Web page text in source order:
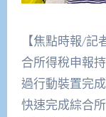
【焦點時報/
合所得稅申報
過行動裝置完
快速完成綜合